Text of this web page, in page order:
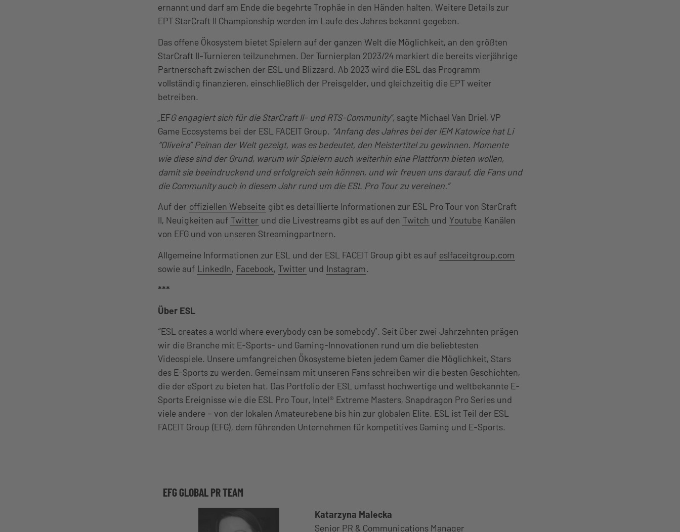
ernannt und darf am Ende die begehrte Trophäe in den Händen halten. Weitere Details zur
EPT StarCraft II Championship werden im Laufe des Jahres bekannt gegeben.
Das offene Ökosystem bietet Spielern auf der ganzen Welt die Möglichkeit, an den größten
StarCraft II-Turnieren teilzunehmen. Der Turnierplan 2023/24 markiert die bereits vierjährige
Partnerschaft zwischen der ESL und Blizzard. Ab 2023 wird die ESL das Programm
vollständig finanzieren, einschließlich der Preisgelder, und gleichzeitig die EPT weiter
betreiben.
„EFG engagiert sich für die StarCraft II- und RTS-Community”, sagte Michael Van Driel, VP
Game Ecosystems bei der ESL FACEIT Group. “Anfang des Jahres bei der IEM Katowice hat Li
“Oliveira” Peinan der Welt gezeigt, was es bedeutet, den Meistertitel zu gewinnen. Momente
wie diese sind der Grund, warum wir Spielern auch weiterhin eine Plattform bieten wollen,
damit sie beeindruckend und erfolgreich sein können, und wir freuen uns darauf, die Fans und
die Community auch in diesem Jahr rund um die ESL Pro Tour zu vereinen.”
Auf der offiziellen Webseite gibt es detaillierte Informationen zur ESL Pro Tour von StarCraft
II, Neuigkeiten auf Twitter und die Livestreams gibt es auf den Twitch und Youtube Kanälen
von EFG und von unseren Streamingpartnern.
Allgemeine Informationen zur ESL und der ESL FACEIT Group gibt es auf eslfaceitgroup.com
sowie auf LinkedIn, Facebook, Twitter und Instagram.
***
Über ESL
“ESL creates a world where everybody can be somebody”. Seit über zwei Jahrzehnten prägen
wir die Branche mit E-Sports- und Gaming-Innovationen rund um die beliebtesten
Videospiele. Unsere umfangreichen Ökosysteme bieten jedem Gamer die Möglichkeit, Stars
des E-Sports zu werden. Gemeinsam mit unseren Fans schreiben wir die besten Geschichten,
die der eSport zu bieten hat. Das Portfolio der ESL umfasst hochwertige und weltbekannte E-
Sports Ereignisse wie die ESL Pro Tour, Intel® Extreme Masters, Snapdragon Pro Series und
viele andere – von der lokalen Amateurebene bis hin zur globalen Elite. ESL ist Teil der ESL
FACEIT Group (EFG), dem führenden Unternehmen für kompetitives Gaming und E-Sports.
EFG GLOBAL PR TEAM
Katarzyna Malecka
Senior PR & Communications Manager